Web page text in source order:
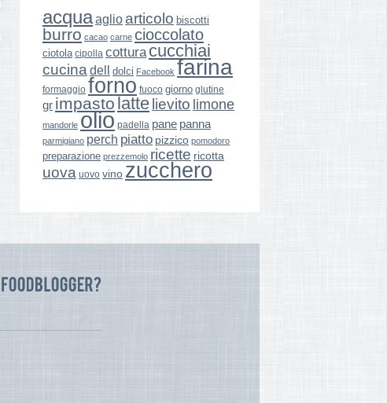
acquaaglio articolo biscotti
burro cacao carne cioccolato
ciotola cipolla cottura cucchiai
cucina dell dolci Facebook farina
formaggio forno fuoco giorno glutine
gr impasto latte lievito limone
mandorle olio padella pane panna
parmigiano perch piatto pizzico pomodoro
preparazione prezzemolo ricette ricotta
uova uovo vino zucchero